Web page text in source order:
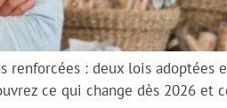
renforcées : deux lois
ce qui change dès 2026